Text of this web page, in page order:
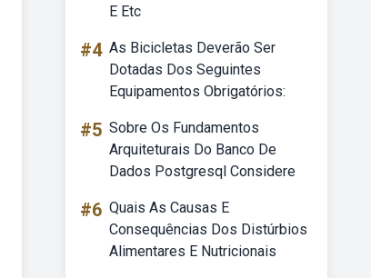
E Etc
#4 As Bicicletas Deverão Ser
Dotadas Dos Seguintes
Equipamentos Obrigatórios:
#5 Sobre Os Fundamentos
Arquiteturais Do Banco De
Dados Postgresql Considere
#6 Quais As Causas E
Consequências Dos Distúrbios
Alimentares E Nutricionais